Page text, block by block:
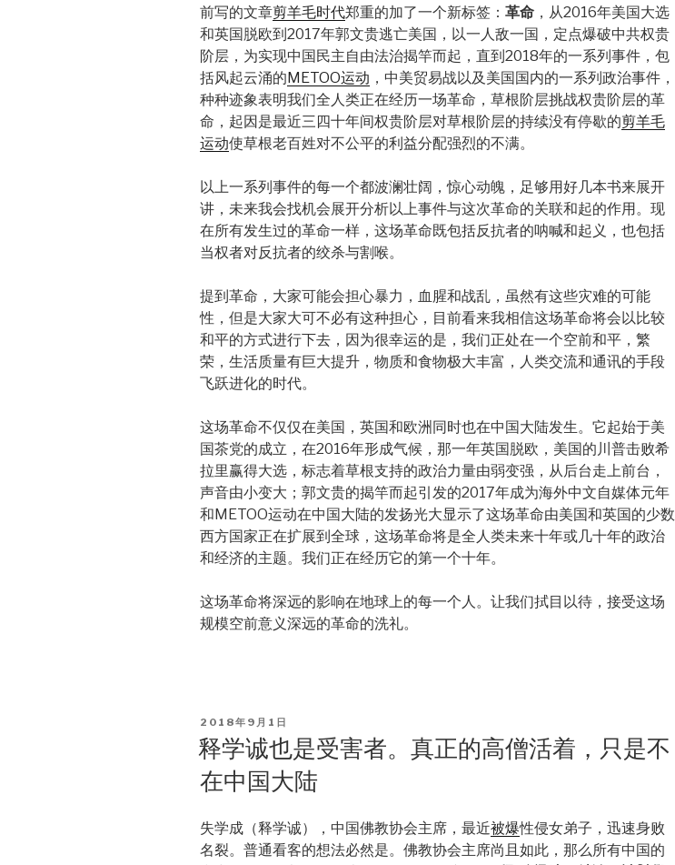
前写的文章剪羊毛时代郑重的加了一个新标签： 革命 ，从2016年美国大选
和英国脱欧到2017年郭文贵逃亡美国，以一人敌一国，定点爆破中共权贵
阶层，为实现中国民主自由法治揭竿而起，直到2018年的一系列事件，包
括风起云涌的METOO运动 ，中美贸易战以及美国国内的一系列政治事件，
种种迹象表明我们全人类正在经历一场革命，草根阶层挑战权贵阶层的革
命，起因是最近三四十年间权贵阶层对草根阶层的持续没有停歇的剪羊毛
运动使草根老百姓对不公平的利益分配强烈的不满。
以上一系列事件的每一个都波澜壮阔，惊心动魄，足够用好几本书来展开
讲，未来我会找机会展开分析以上事件与这次革命的关联和起的作用。现
在所有发生过的革命一样，这场革命既包括反抗者的呐喊和起义，也包括
当权者对反抗者的绞杀与割喉。
提到革命，大家可能会担心暴力，血腥和战乱，虽然有这些灾难的可能
性，但是大家大可不必有这种担心，目前看来我相信这场革命将会以比较
和平的方式进行下去，因为很幸运的是，我们正处在一个空前和平，繁
荣，生活质量有巨大提升，物质和食物极大丰富，人类交流和通讯的手段
飞跃进化的时代。
这场革命不仅仅在美国，英国和欧洲同时也在中国大陆发生。它起始于美
国茶党的成立，在2016年形成气候，那一年英国脱欧，美国的川普击败希
拉里赢得大选，标志着草根支持的政治力量由弱变强，从后台走上前台，
声音由小变大；郭文贵的揭竿而起引发的2017年成为海外中文自媒体元年
和METOO运动在中国大陆的发扬光大显示了这场革命由美国和英国的少数
西方国家正在扩展到全球，这场革命将是全人类未来十年或几十年的政治
和经济的主题。我们正在经历它的第一个十年。
这场革命将深远的影响在地球上的每一个人。让我们拭目以待，接受这场
规模空前意义深远的革命的洗礼。
POSTED
ON
2018年9月1日
释学诚也是受害者。真正的高僧活着，只是不
在中国大陆
失学成（释学诚），中国佛教协会主席，最近被爆性侵女弟子， 迅速身败
名裂。普通看客的想法必然是。 佛教协会主席尚且如此， 那么所有中国的